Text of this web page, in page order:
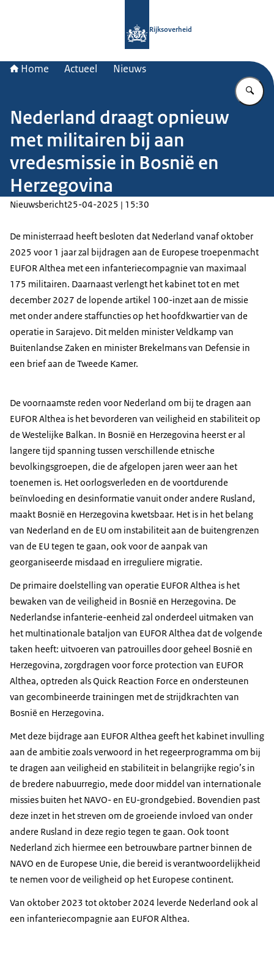
Rijksoverheid
Home Actueel Nieuws
Nederland draagt opnieuw
met militairen bij aan
vredesmissie in Bosnië en
Herzegovina
Nieuwsbericht25-04-2025 | 15:30
De ministerraad heeft besloten dat Nederland vanaf oktober
2025 voor 1 jaar zal bijdragen aan de Europese troepenmacht
EUFOR Althea met een infanteriecompagnie van maximaal
175 militairen. Daarnaast verlengt het kabinet tot en met
december 2027 de lopende artikel 100-inzet aan de missie
met onder andere staffuncties op het hoofdkwartier van de
operatie in Sarajevo. Dit melden minister Veldkamp van
Buitenlandse Zaken en minister Brekelmans van Defensie in
een brief aan de Tweede Kamer.
De voornaamste reden voor Nederland om bij te dragen aan
EUFOR Althea is het bevorderen van veiligheid en stabiliteit op
de Westelijke Balkan. In Bosnië en Herzegovina heerst er al
langere tijd spanning tussen verschillende etnische
bevolkingsgroepen, die de afgelopen jaren weer aan het
toenemen is. Het oorlogsverleden en de voortdurende
beïnvloeding en desinformatie vanuit onder andere Rusland,
maakt Bosnië en Herzegovina kwetsbaar. Het is in het belang
van Nederland en de EU om instabiliteit aan de buitengrenzen
van de EU tegen te gaan, ook voor de aanpak van
georganiseerde misdaad en irreguliere migratie.
De primaire doelstelling van operatie EUFOR Althea is het
bewaken van de veiligheid in Bosnië en Herzegovina. De
Nederlandse infanterie-eenheid zal onderdeel uitmaken van
het multinationale bataljon van EUFOR Althea dat de volgende
taken heeft: uitvoeren van patrouilles door geheel Bosnië en
Herzegovina, zorgdragen voor force protection van EUFOR
Althea, optreden alsQuick Reaction Force en ondersteunen
van gecombineerde trainingen met de strijdkrachten van
Bosnië en Herzegovina.
Met deze bijdrage aan EUFOR Althea geeft het kabinet invulling
aan de ambitie zoals verwoord in het regeerprogramma om bij
te dragen aan veiligheid en stabiliteit in belangrijke regio’s in
de bredere nabuurregio, mede door middel van internationale
missies buiten het NAVO- en EU-grondgebied. Bovendien past
deze inzet in het streven om de groeiende invloed van onder
andere Rusland in deze regio tegen te gaan. Ook toont
Nederland zich hiermee een betrouwbare partner binnen de
NAVO en de Europese Unie, die bereid is verantwoordelijkheid
te nemen voor de veiligheid op het Europese continent.
Van oktober 2023 tot oktober 2024 leverde Nederland ook al
een infanteriecompagnie aan EUFOR Althea.